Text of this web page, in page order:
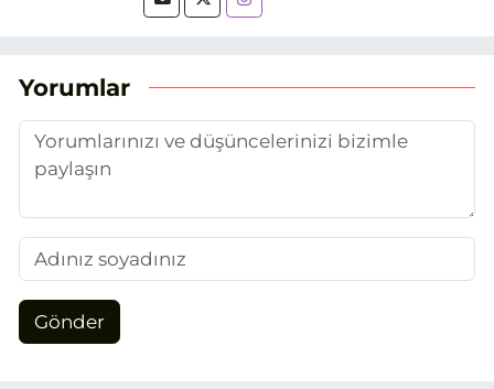
adım attım.
Yorumlar
Gönder